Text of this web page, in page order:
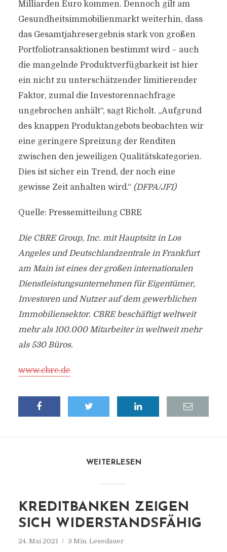
Milliarden Euro kommen. Dennoch gilt am
Gesundheitsimmobilienmarkt weiterhin, dass
das Gesamtjahresergebnis stark von großen
Portfoliotransaktionen bestimmt wird – auch
die mangelnde Produktverfügbarkeit ist hier
ein nicht zu unterschätzender limitierender
Faktor, zumal die Investorennachfrage
ungebrochen anhält“, sagt Richolt. „Aufgrund
des knappen Produktangebots beobachten wir
eine geringere Spreizung der Renditen
zwischen den jeweiligen Qualitätskategorien.
Dies ist sicher ein Trend, der noch eine
gewisse Zeit anhalten wird.“ (DFPA/JF1)
Quelle: Pressemitteilung CBRE
Die CBRE Group, Inc. mit Hauptsitz in Los
Angeles und Deutschlandzentrale in Frankfurt
am Main ist eines der großen internationalen
Dienstleistungsunternehmen für Eigentümer,
Investoren und Nutzer auf dem gewerblichen
Immobiliensektor. CBRE beschäftigt weltweit
mehr als 100.000 Mitarbeiter in weltweit mehr
als 530 Büros.
www.cbre.de
WEITERLESEN
KREDITBANKEN ZEIGEN
SICH WIDERSTANDSFÄHIG
24. Mai 2021 3 Min. Lesedauer